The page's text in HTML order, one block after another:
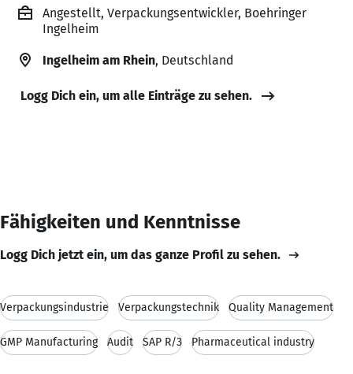
Angestellt, Verpackungsentwickler, Boehringer
Ingelheim
Ingelheim am Rhein, Deutschland
Logg Dich ein, um alle Einträge zu sehen.
Fähigkeiten und Kenntnisse
Logg Dich jetzt ein, um das ganze Profil zu sehen.
Verpackungsindustrie Verpackungstechnik Quality Management
GMP Manufacturing Audit SAP R/3 Pharmaceutical industry